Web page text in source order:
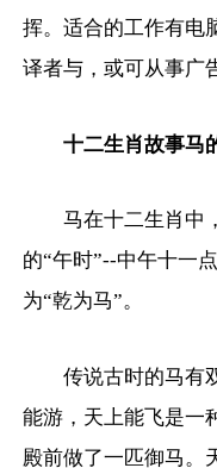
挥。适合的工作有电
译者与，或可从事广
十二生肖故事马
马在十二生肖中
的“午时”--中午十一
为“乾为马”。
传说古时的马有
能游，天上能飞是一
殿前做了一匹御马。